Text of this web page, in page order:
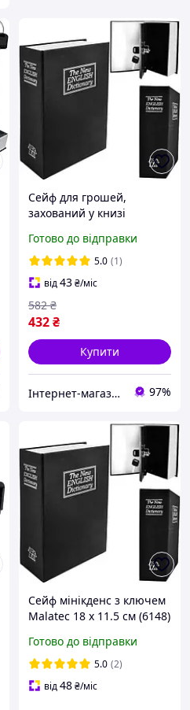
Сейф для грошей,
захований у книзі
Готово до відправки
5.0 (1)
від43₴/міс
432₴
582 ₴
Купити
Інтернет-магазин "EMPIC" 97%
Сейф мінікденс з ключем
Malatec 18 х 11.5 см (6148)
Готово до відправки
5.0 (2)
від48₴/міс